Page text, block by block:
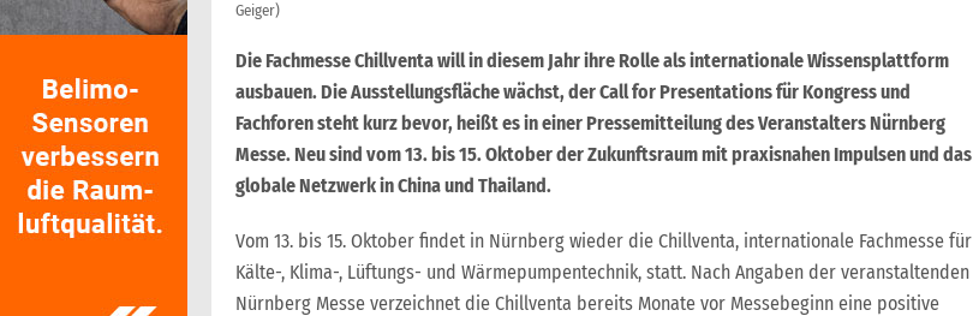
Geiger)
Die Fachmesse Chillventa will in diesem Jahr ihre Rolle als internationale Wissensplattform
ausbauen. Die Ausstellungsfläche wächst, der Call for Presentations für Kongress und
Fachforen steht kurz bevor, heißt es in einer Pressemitteilung des Veranstalters Nürnberg
Messe. Neu sind vom 13. bis 15. Oktober der Zukunftsraum mit praxisnahen Impulsen und das
globale Netzwerk in China und Thailand.
Vom 13. bis 15. Oktober findet in Nürnberg wieder die Chillventa, internationale Fachmesse für
Kälte-, Klima-, Lüftungs- und Wärmepumpentechnik, statt. Nach Angaben der veranstaltenden
Nürnberg Messe verzeichnet die Chillventa bereits Monate vor Messebeginn eine positive